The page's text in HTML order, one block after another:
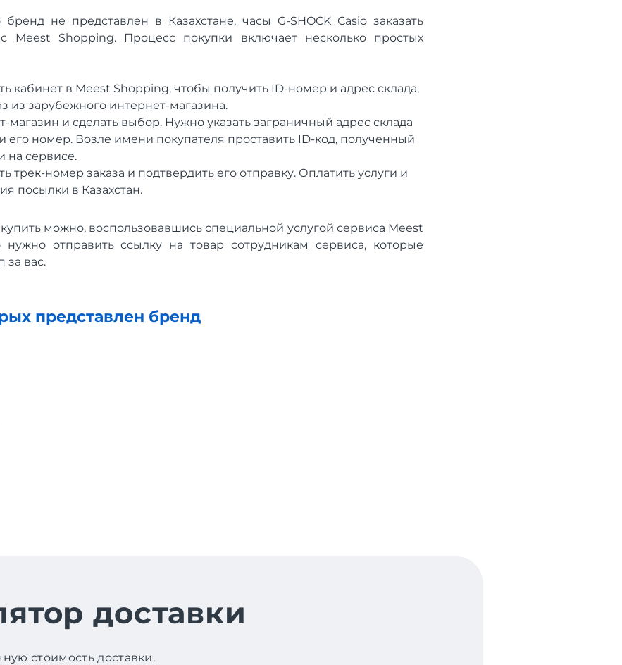
не представлен в Казахстане, часы G-SHOCK Сasio заказать
Meest Shopping. Процесс покупки включает несколько простых
кабинет в Meest Shopping, чтобы получить ID-номер и адрес склада,
из зарубежного интернет-магазина.
магазин и сделать выбор. Нужно указать заграничный адрес склада
его номер. Возле имени покупателя проставить ID-код, полученный
на сервисе.
трек-номер заказа и подтвердить его отправку. Оплатить услуги и
посылки в Казахстан.
можно, воспользовавшись специальной услугой сервиса Meest
нужно отправить ссылку на товар сотрудникам сервиса, которые
за вас.
представлен бренд
доставки
стоимость доставки.